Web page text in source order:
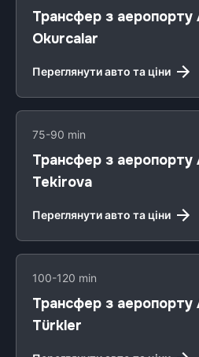
Трансфер з аеропорту
Okurcalar
Переглянути авто та ціни
75-90 min
Трансфер з аеропорту
Tekirova
Переглянути авто та ціни
100-120 min
Трансфер з аеропорту
Türkler